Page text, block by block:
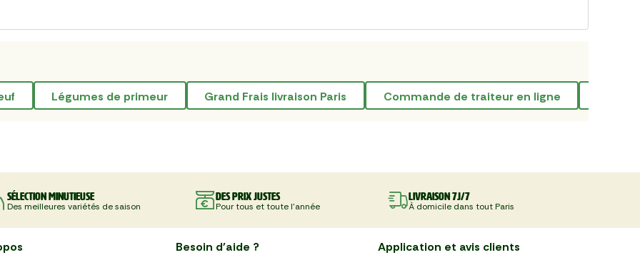
légumes de primeur Grand Frais livraison Paris commande de traiteur en ligne
Sélection minutieuse
Des meilleures variétés de saison
Des prix justes
Pour tous et toute l'année
Livraison 7J/7
À domicile dans tout Paris
Besoin d'aide ?
Application et avis clients